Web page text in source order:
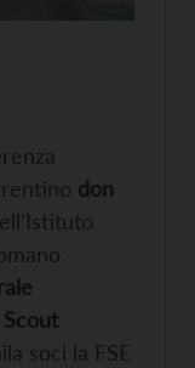
don
soci la FSE